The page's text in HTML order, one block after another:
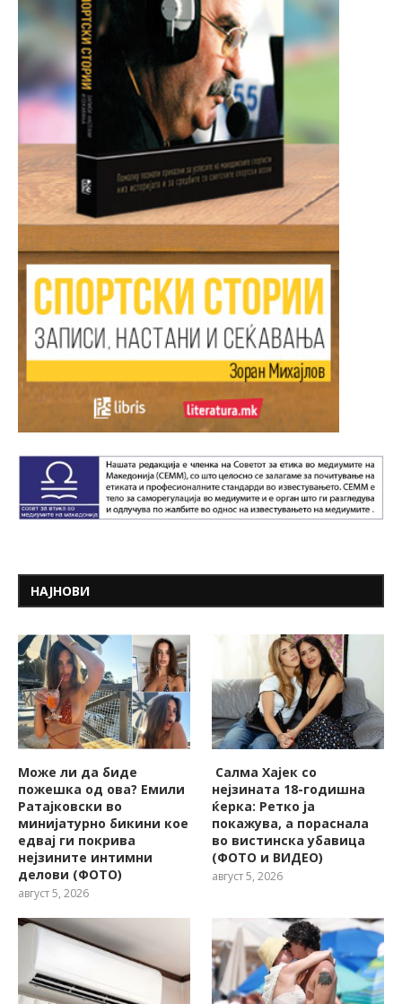
НАЈНОВИ
Може ли да биде
пожешкa од ова? Емили
Ратајковски во
минијатурно бикини кое
едвај ги покрива
нејзините интимни
делови (ФОТО)
август 5, 2026
Салма Хајек со
нејзината 18-годишна
ќерка: Ретко ја
покажува, a пораснала
во вистинска убавица
(ФОТО и ВИДЕО)
август 5, 2026